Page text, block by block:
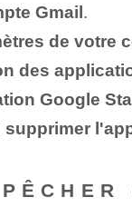
Gmail.
de votre
des
Google
supprimer